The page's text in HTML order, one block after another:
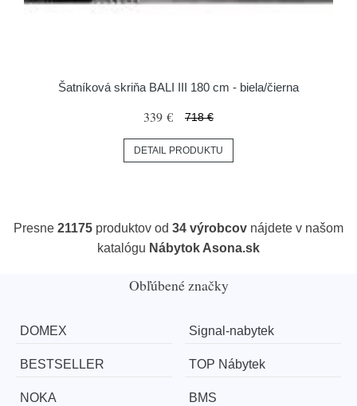
Šatníková skriňa BALI III 180 cm - biela/čierna
339 € 718 €
DETAIL PRODUKTU
Presne 21175 produktov od 34 výrobcov nájdete v našom
katalógu Nábytok Asona.sk
Obľúbené značky
DOMEX Signal-nabytek
BESTSELLER TOP Nábytek
NOKA BMS